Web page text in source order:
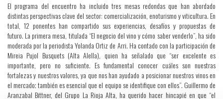
El programa del encuentro ha incluido tres mesas redondas que han abordado
distintas perspectivas clave del sector: comercialización, enoturismo y viticultura. En
total, 12 ponentes han compartido sus experiencias, desafíos y propuestas de
futuro. La primera mesa, titulada “El negocio del vino y cómo saber venderlo”, ha sido
moderada por la periodista Yolanda Ortiz de Arri. Ha contado con la participación de
Mireia Pujol Busquets (Alta Alella), quien ha señalado que “ser excelente es
importante, pero no suficiente. Es fundamental conocer cuáles son nuestras
fortalezas y nuestros valores, ya que nos han ayudado a posicionar nuestros vinos en
el mercado; también es esencial que el equipo se identifique con ellos”. Guillermo de
Aranzabal Bittner, del Grupo La Rioja Alta, ha querido hacer hincapié en que “el